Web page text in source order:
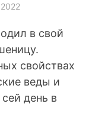
в свой
свойствах
веды и
день в